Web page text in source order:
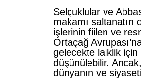
Selçuklular ve
makamı saltanatın
işlerinin fiilen ve
Ortaçağ
gelecekte laiklik
düşünülebilir.
dünyanın ve